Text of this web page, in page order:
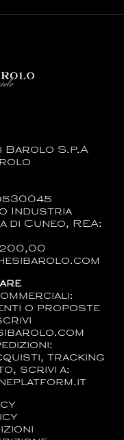
Barolo S.p.A
Industria
Cuneo, REA:
o proposte
tracking
scrivi a: